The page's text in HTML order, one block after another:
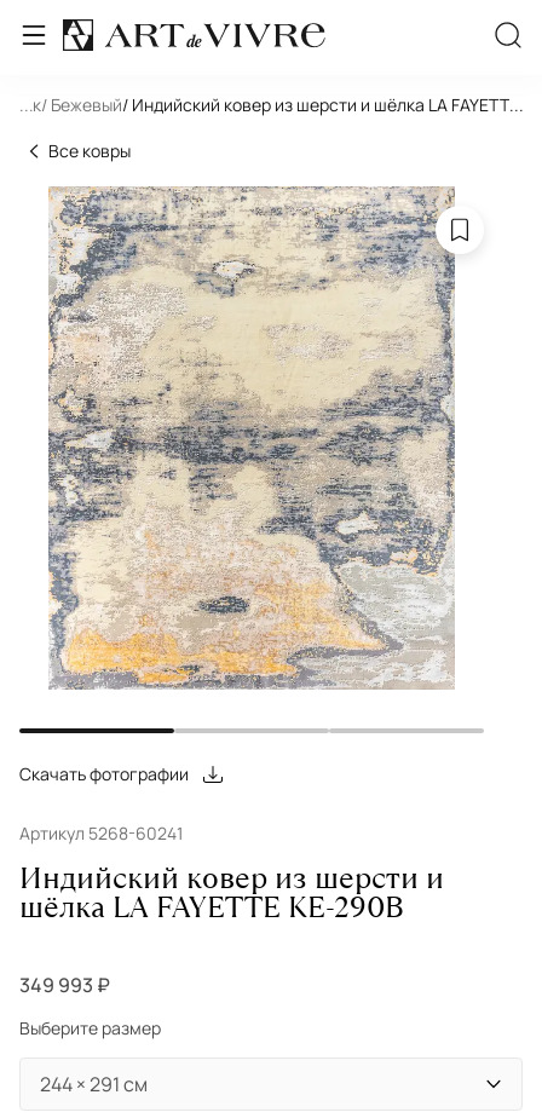
... / Бежевый/ Индийский ковер из шерсти и шёлка LA FAYETTE
...
Все ковры
Скачать фотографии
Артикул 5268-60241
Индийский ковер из шерсти и
шёлка LA FAYETTE KE-290B
349 993 ₽
Выберите размер